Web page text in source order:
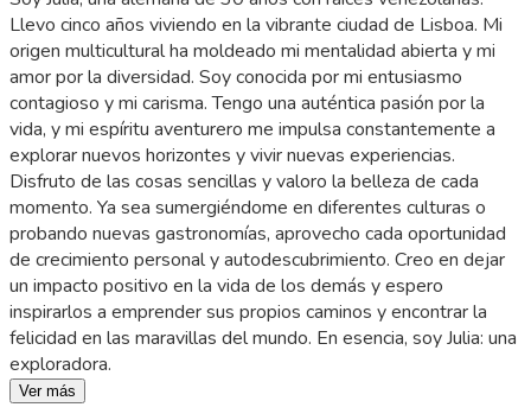
Llevo cinco años viviendo en la vibrante ciudad de Lisboa. Mi
origen multicultural ha moldeado mi mentalidad abierta y mi
amor por la diversidad. Soy conocida por mi entusiasmo
contagioso y mi carisma. Tengo una auténtica pasión por la
vida, y mi espíritu aventurero me impulsa constantemente a
explorar nuevos horizontes y vivir nuevas experiencias.
Disfruto de las cosas sencillas y valoro la belleza de cada
momento. Ya sea sumergiéndome en diferentes culturas o
probando nuevas gastronomías, aprovecho cada oportunidad
de crecimiento personal y autodescubrimiento. Creo en dejar
un impacto positivo en la vida de los demás y espero
inspirarlos a emprender sus propios caminos y encontrar la
felicidad en las maravillas del mundo. En esencia, soy Julia: una
exploradora.
Ver más